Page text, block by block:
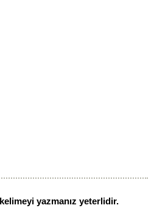
yazmanız yeterlidir.